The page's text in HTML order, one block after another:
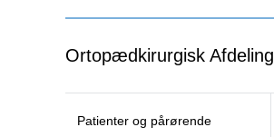
Ortopædkirurgisk Afdeling
Patienter og pårørende